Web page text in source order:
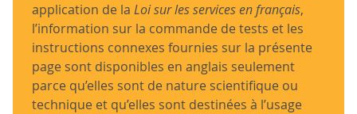
application de la Loi sur les services en français,
l’information sur la commande de tests et les
instructions connexes fournies sur la présente
page sont disponibles en anglais seulement
parce qu’elles sont de nature scientifique ou
technique et qu’elles sont destinées à l’usage